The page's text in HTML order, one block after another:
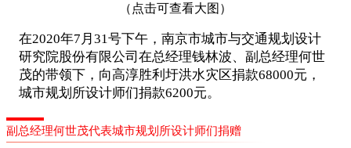
（点击可查看大图）
在2020年7月31号下午，南京市城市与交通规划设计
研究院股份有限公司在总经理钱林波、副总经理何世
茂的带领下，向高淳胜利圩洪水灾区捐款68000元，
城市规划所设计师们捐款6200元。
副总经理何世茂代表城市规划所设计师们捐赠